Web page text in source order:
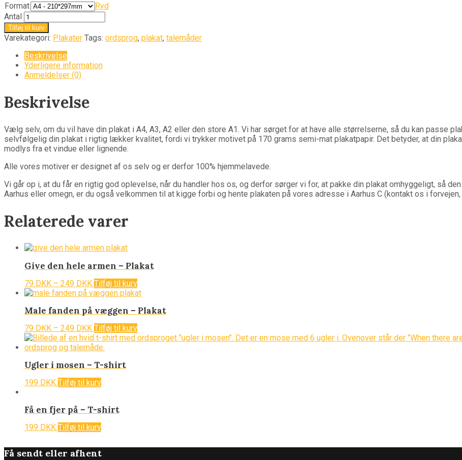
Format
Ryd
Antal
Tilføj til kurv
Varekategori: Plakater Tags: ordsprog, plakat, talemåder
Beskrivelse
Yderligere information
Anmeldelser (0)
Beskrivelse
Vælg selv, om du vil have din plakat i A4, A3, A2 eller den store A1. Vi har sørget for at have alle størrelserne, så du kan passe
selvfølgelig din plakat i rigtig lækker kvalitet, fordi vi trykker motivet på 170 grams semi-mat plakatpapir. Det betyder, at din
modlys fra et vindue eller lignende.
Alle vores motiver er designet af os selv og er derfor 100% hjemmelavede.
Vi går op i, at du får en rigtig god oplevelse, når du handler hos os, og derfor sørger vi for, at pakke din plakat omhyggeligt, så
Aarhus eller omegn, er du også velkommen til at kigge forbi og hente plakaten på vores adresse i Aarhus C (kontakt os i
Relaterede varer
Give den hele armen – Plakat
79 DKK – 249 DKK Tilføj til kurv
Male fanden på væggen – Plakat
79 DKK – 249 DKK Tilføj til kurv
Ugler i mosen – T-shirt
199 DKK Tilføj til kurv
Få en fjer på – T-shirt
199 DKK Tilføj til kurv
Få sendt eller afhent